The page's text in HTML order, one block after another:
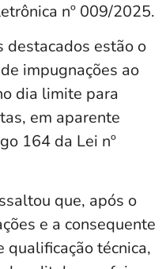
nº 009/2025.
destacados estão o
impugnações ao
dia limite para
em aparente
164 da Lei nº
que, após o
e a consequente
técnica,